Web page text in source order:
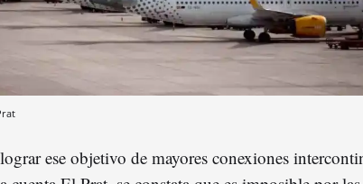
ese objetivo de mayores conexiones